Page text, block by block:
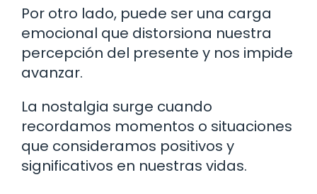
Por otro lado, puede ser una carga
emocional que distorsiona nuestra
percepción del presente y nos impide
avanzar.
La nostalgia surge cuando
recordamos momentos o situaciones
que consideramos positivos y
significativos en nuestras vidas.